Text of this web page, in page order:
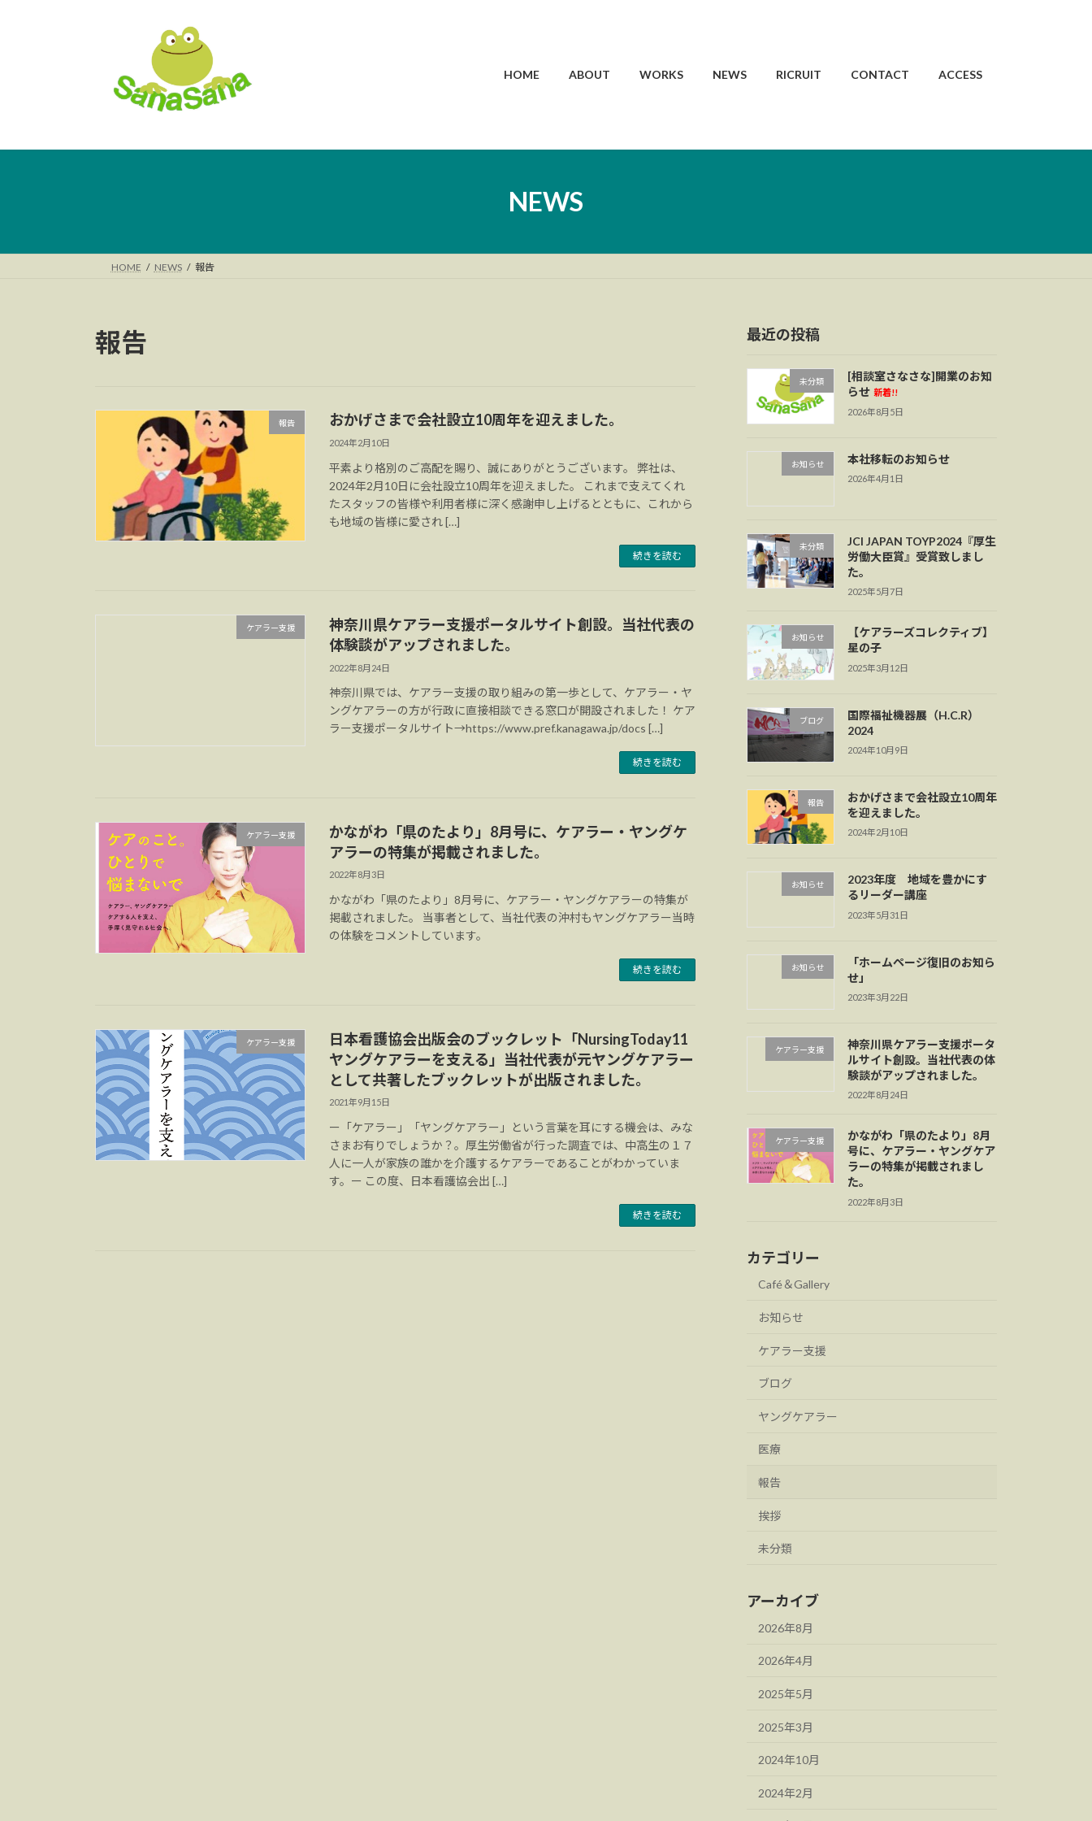
キ
に
HOME ABOUT WORKS NEWS RICRUIT CONTACT ACCESS
NEWS
HOME NEWS 報告
報告
報告 おかげさまで会社設立10周年を迎えました。
2024年2月10日
平素より格別のご高配を賜り、誠にありがとうございます。 弊社は、
2024年2月10日に会社設立10周年を迎えました。 これまで支えてくれ
たスタッフの皆様や利用者様に深く感謝申し上げるとともに、これから
も地域の皆様に愛され […]
続きを読む
ケアラー支援
神奈川県ケアラー支援ポータルサイト創設。当社代表の
体験談がアップされました。
2022年8月24日
神奈川県では、ケアラー支援の取り組みの第一歩として、ケアラー・ヤ
ングケアラーの方が行政に直接相談できる窓口が開設されました！ ケア
ラー支援ポータルサイト→https://www.pref.kanagawa.jp/docs […]
続きを読む
ケアラー支援
かながわ「県のたより」8月号に、ケアラー・ヤングケ
アラーの特集が掲載されました。
2022年8月3日
かながわ「県のたより」8月号に、ケアラー・ヤングケアラーの特集が
掲載されました。 当事者として、当社代表の沖村もヤングケアラー当時
の体験をコメントしています。
続きを読む
ケアラー支援
日本看護協会出版会のブックレット「NursingToday11
ヤングケアラーを支える」当社代表が元ヤングケアラー
として共著したブックレットが出版されました。
2021年9月15日
ー「ケアラー」「ヤングケアラー」という言葉を耳にする機会は、みな
さまお有りでしょうか？。厚生労働省が行った調査では、中高生の１７
人に一人が家族の誰かを介護するケアラーであることがわかっていま
す。ー この度、日本看護協会出 […]
続きを読む
最近の投稿
未分類
[相談室さなさな]開業のお知
らせ 新着!!
2026年8月5日
お知らせ 本社移転のお知らせ
2026年4月1日
未分類
JCI JAPAN TOYP2024『厚生
労働大臣賞』受賞致しまし
た。
2025年5月7日
お知らせ
【ケアラーズコレクティブ】
星の子
2025年3月12日
ブログ
国際福祉機器展（H.C.R）
2024
2024年10月9日
報告
おかげさまで会社設立10周年
を迎えました。
2024年2月10日
お知らせ
2023年度 地域を豊かにす
るリーダー講座
2023年5月31日
お知らせ
「ホームページ復旧のお知ら
せ」
2023年3月22日
ケアラー支援
神奈川県ケアラー支援ポータ
ルサイト創設。当社代表の体
験談がアップされました。
2022年8月24日
ケアラー支援
かながわ「県のたより」8月
号に、ケアラー・ヤングケア
ラーの特集が掲載されまし
た。
2022年8月3日
カテゴリー
Café＆Gallery
お知らせ
ケアラー支援
ブログ
ヤングケアラー
医療
報告
挨拶
未分類
アーカイブ
2026年8月
2026年4月
2025年5月
2025年3月
2024年10月
2024年2月